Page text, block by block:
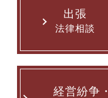
出張
法律相談
経営紛争